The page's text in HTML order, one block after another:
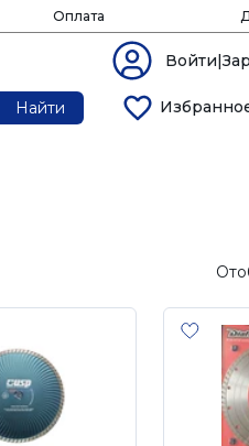
Оплата
Найти